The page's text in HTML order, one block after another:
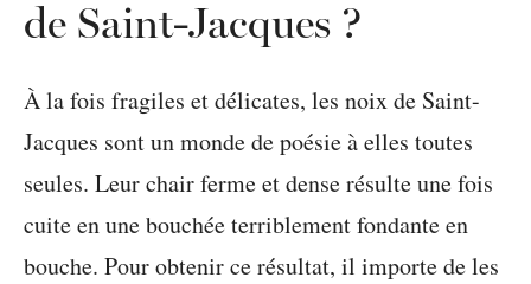
de Saint-Jacques ?
À la fois fragiles et délicates, les noix de Saint-
Jacques sont un monde de poésie à elles toutes
seules. Leur chair ferme et dense résulte une fois
cuite en une bouchée terriblement fondante en
bouche. Pour obtenir ce résultat, il importe de les